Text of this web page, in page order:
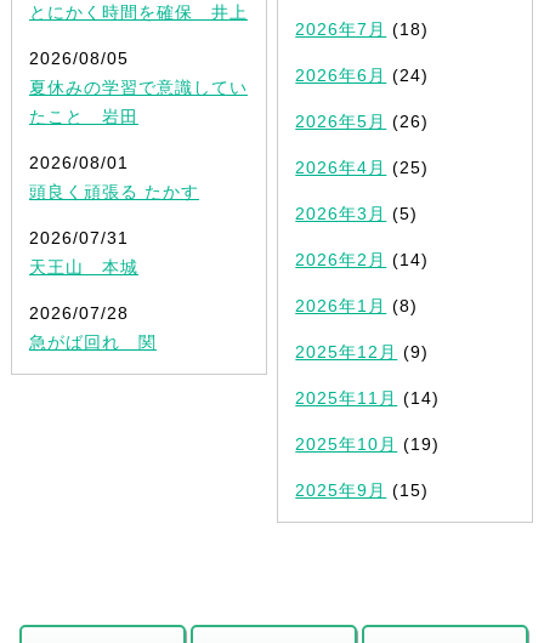
とにかく時間を確保 井上
2026/08/05
夏休みの学習で意識してい
たこと 岩田
2026/08/01
頭良く頑張る たかす
2026/07/31
天王山 本城
2026/07/28
急がば回れ 関
2026年7月 (18)
2026年6月 (24)
2026年5月 (26)
2026年4月 (25)
2026年3月 (5)
2026年2月 (14)
2026年1月 (8)
2025年12月 (9)
2025年11月 (14)
2025年10月 (19)
2025年9月 (15)